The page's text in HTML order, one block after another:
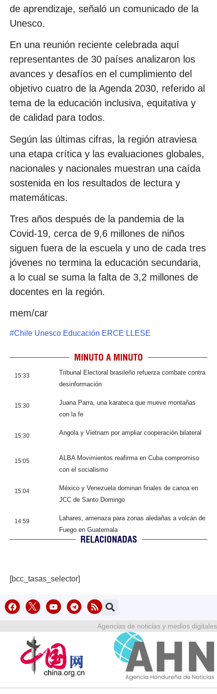
de aprendizaje, señaló un comunicado de la
Unesco.
En una reunión reciente celebrada aquí
representantes de 30 países analizaron los
avances y desafíos en el cumplimiento del
objetivo cuatro de la Agenda 2030, referido al
tema de la educación inclusiva, equitativa y
de calidad para todos.
Según las últimas cifras, la región atraviesa
una etapa crítica y las evaluaciones globales,
nacionales y nacionales muestran una caída
sostenida en los resultados de lectura y
matemáticas.
Tres años después de la pandemia de la
Covid-19, cerca de 9,6 millones de niños
siguen fuera de la escuela y uno de cada tres
jóvenes no termina la educación secundaria,
a lo cual se suma la falta de 3,2 millones de
docentes en la región.
mem/car
#Chile Unesco Educación ERCE LLESE
MINUTO A MINUTO
15:33
Tribunal Electoral brasileño refuerza combate contra
desinformación
15:30
Juana Parra, una karateca que mueve montañas
con la fe
15:30 Angola y Vietnam por ampliar cooperación bilateral
15:05
ALBA Movimientos reafirma en Cuba compromiso
con el socialismo
15:04
México y Venezuela dominan finales de canoa en
JCC de Santo Domingo
14:59
Lahares, amenaza para zonas aledañas a volcán de
Fuego en Guatemala
RELACIONADAS
[bcc_tasas_selector]
Agencias de noticias y medios digitales